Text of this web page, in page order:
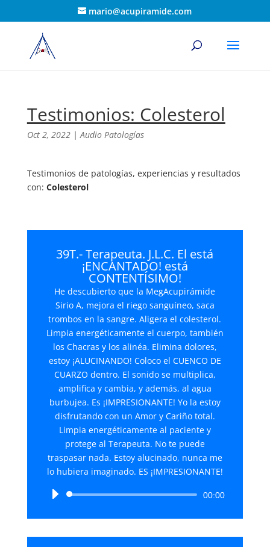
mario@acupiramide.com
Testimonios: Colesterol
Oct 2, 2022|Audio Patologías
Testimonios de patologías, experiencias y resultados
con: Colesterol
39T.- Terapeuta. J.L.C. El está
¡ENCANTADO! está
CONTENTÍSIMO!
He descubierto que la MegAcupirámide
Sirio A, mejora el riego sanguíneo, saca
trombos en la sangre. Aligera el colesterol.
Limpia energéticamente el cuerpo, también
los Chacras y los alinéa. Elimina dolores,
estoy ¡ALUCINANDO! Coloco el CUENCO DE
CUARZO dentro. El sonido se multiplica,
amplifica y cambia, y además, al agua
burbujea. Es ¡IMPRESIONANTE! Yo la estoy
disfrutando con un Amor y Cariño total.
Limpia energéticamente al paciente y
protege al Terapeuta. No te puede
traspasar nada. Estoy alucinado, nunca me
lo hubiera imaginado. ES ¡IMPRESIONANTE!
Reproductor
audio
00:00